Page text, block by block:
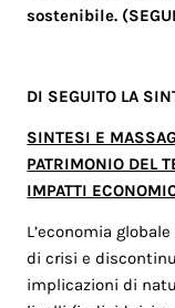
sostenibile.
DI SEGUITO LA
SINTESI E
PATRIMONIO DEL
IMPATTI
L’economia
di crisi e
implicazioni di